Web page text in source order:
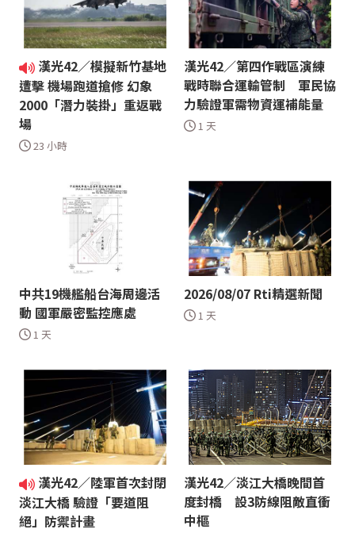
漢光42／模擬新竹基地
遭擊 機場跑道搶修 幻象
2000「潛力裝掛」重返戰
場
23 小時
漢光42／第四作戰區演練
戰時聯合運輸管制 軍民協
力驗證軍需物資運補能量
1 天
中共19機艦船台海周邊活
動 國軍嚴密監控應處
1 天
2026/08/07 Rti精選新聞
1 天
漢光42／陸軍首次封閉
淡江大橋 驗證「要道阻
絕」防禦計畫
漢光42／淡江大橋晚間首
度封橋 設3防線阻敵直衝
中樞